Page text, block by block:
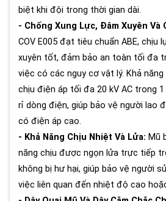
biệt khi đội trong thời gian dài.
- Chống Xung Lực, Đâm Xuyên Và
COV E005 đạt tiêu chuẩn ABE, chịu
xuyên tốt, đảm bảo an toàn tối đa
việc có các nguy cơ vật lý. Khả
chịu điện áp tối đa 20 kV AC trong
rỉ dòng điện, giúp bảo vệ người lao
có điện áp cao.
- Khả Năng Chịu Nhiệt Và Lửa: Mũ
năng chịu được ngọn lửa trực tiếp
không bị hư hại, giúp bảo vệ người
việc liên quan đến nhiệt độ cao